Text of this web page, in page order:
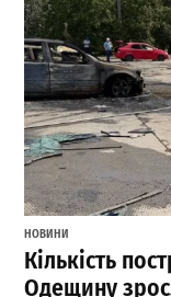
НОВИНИ
Кількість
Одещину